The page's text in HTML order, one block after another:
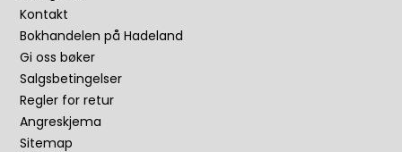
Kontakt
Bokhandelen på Hadeland
Gi oss bøker
Salgsbetingelser
Regler for retur
Angreskjema
Sitemap